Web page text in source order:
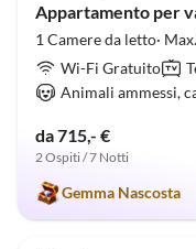
Appartamento per
1 Camere da letto·
Wi-Fi Gratuito
Animali ammessi,
da 715,- €
2 Ospiti / 7 Notti
Gemma Nascosta
5.0 (2)